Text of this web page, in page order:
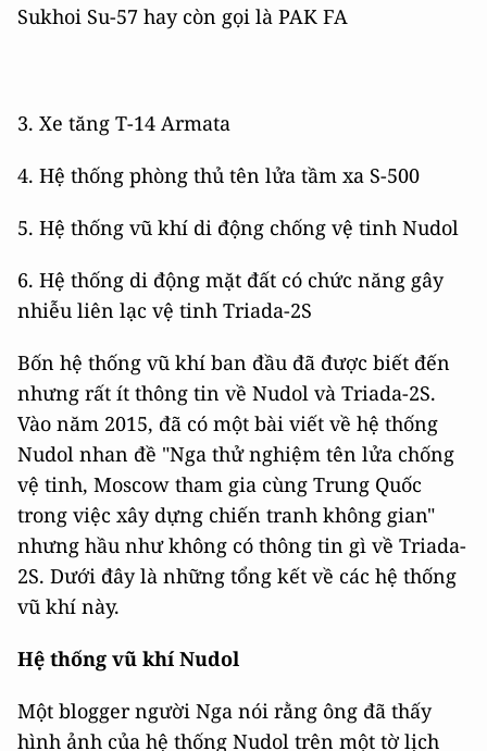
Sukhoi Su-57 hay còn gọi là PAK FA
3. Xe tăng T-14 Armata
4. Hệ thống phòng thủ tên lửa tầm xa S-500
5. Hệ thống vũ khí di động chống vệ tinh Nudol
6. Hệ thống di động mặt đất có chức năng gây
nhiễu liên lạc vệ tinh Triada-2S
Bốn hệ thống vũ khí ban đầu đã được biết đến
nhưng rất ít thông tin về Nudol và Triada-2S.
Vào năm 2015, đã có một bài viết về hệ thống
Nudol nhan đề "Nga thử nghiệm tên lửa chống
vệ tinh, Moscow tham gia cùng Trung Quốc
trong việc xây dựng chiến tranh không gian"
nhưng hầu như không có thông tin gì về Triada-
2S. Dưới đây là những tổng kết về các hệ thống
vũ khí này.
Hệ thống vũ khí Nudol
Một blogger người Nga nói rằng ông đã thấy
hình ảnh của hệ thống Nudol trên một tờ lịch